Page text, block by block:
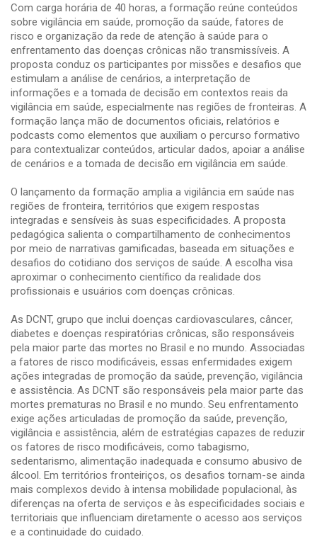
Com carga horária de 40 horas, a formação reúne conteúdos
sobre vigilância em saúde, promoção da saúde, fatores de
risco e organização da rede de atenção à saúde para o
enfrentamento das doenças crônicas não transmissíveis. A
proposta conduz os participantes por missões e desafios que
estimulam a análise de cenários, a interpretação de
informações e a tomada de decisão em contextos reais da
vigilância em saúde, especialmente nas regiões de fronteiras. A
formação lança mão de documentos oficiais, relatórios e
podcasts como elementos que auxiliam o percurso formativo
para contextualizar conteúdos, articular dados, apoiar a análise
de cenários e a tomada de decisão em vigilância em saúde.
O lançamento da formação amplia a vigilância em saúde nas
regiões de fronteira, territórios que exigem respostas
integradas e sensíveis às suas especificidades. A proposta
pedagógica salienta o compartilhamento de conhecimentos
por meio de narrativas gamificadas, baseada em situações e
desafios do cotidiano dos serviços de saúde. A escolha visa
aproximar o conhecimento científico da realidade dos
profissionais e usuários com doenças crônicas.
As DCNT, grupo que inclui doenças cardiovasculares, câncer,
diabetes e doenças respiratórias crônicas, são responsáveis
pela maior parte das mortes no Brasil e no mundo. Associadas
a fatores de risco modificáveis, essas enfermidades exigem
ações integradas de promoção da saúde, prevenção, vigilância
e assistência. As DCNT são responsáveis pela maior parte das
mortes prematuras no Brasil e no mundo. Seu enfrentamento
exige ações articuladas de promoção da saúde, prevenção,
vigilância e assistência, além de estratégias capazes de reduzir
os fatores de risco modificáveis, como tabagismo,
sedentarismo, alimentação inadequada e consumo abusivo de
álcool. Em territórios fronteiriços, os desafios tornam-se ainda
mais complexos devido à intensa mobilidade populacional, às
diferenças na oferta de serviços e às especificidades sociais e
territoriais que influenciam diretamente o acesso aos serviços
e a continuidade do cuidado.